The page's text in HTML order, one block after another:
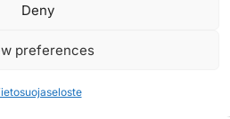
Deny
preferences